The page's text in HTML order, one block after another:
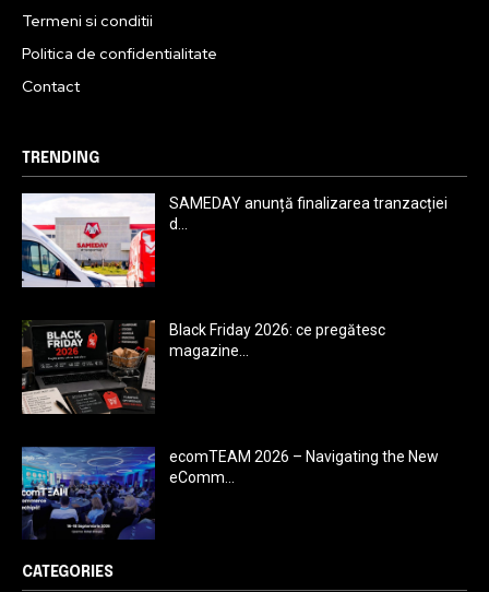
Termeni si conditii
Politica de confidentialitate
Contact
TRENDING
SAMEDAY anunță finalizarea tranzacției
d...
Black Friday 2026: ce pregătesc
magazine...
ecomTEAM 2026 – Navigating the New
eComm...
CATEGORIES